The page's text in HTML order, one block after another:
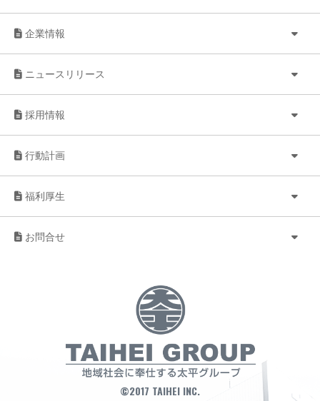
企業情報
ニュースリリース
採用情報
行動計画
福利厚生
お問合せ
©2017 TAIHEI INC.